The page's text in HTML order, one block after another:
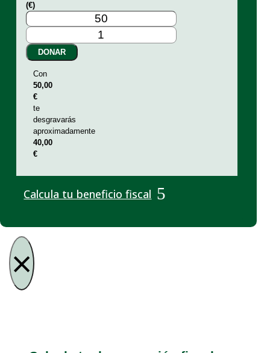
(€)
Donar
cantidad
DONAR
Con
50,00
€
te
desgravarás
aproximadamente
40,00
€
Calcula tu beneficio fiscal
×